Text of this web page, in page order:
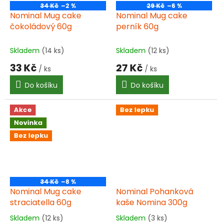
34 Kč –2 %
Nominal Mug cake
čokoládový 60g
Skladem (14 ks)
33 Kč / ks
Do košíku
29 Kč –6 %
Nominal Mug cake
perník 60g
Skladem (12 ks)
27 Kč / ks
Do košíku
Akce
Novinka
Bez lepku
34 Kč –8 %
Nominal Mug cake
straciatella 60g
Průměrné
Skladem (12 ks)
Bez lepku
Nominal Pohanková
kaše Nomina 300g
Průměrné
Skladem (3 ks)